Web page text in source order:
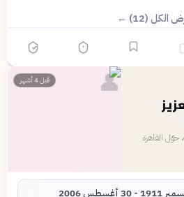
الكل (12) ←
حوّل القاهرة
قبل 4 أشهر 👤